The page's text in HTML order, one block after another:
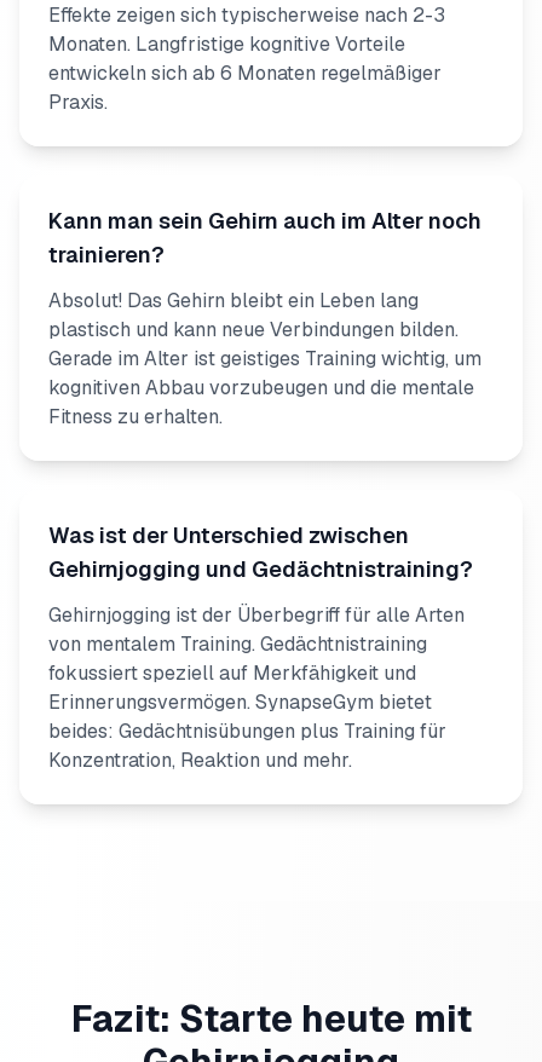
Effekte zeigen sich typischerweise nach 2-3
Monaten. Langfristige kognitive Vorteile
entwickeln sich ab 6 Monaten regelmäßiger
Praxis.
Kann man sein Gehirn auch im Alter noch
trainieren?
Absolut! Das Gehirn bleibt ein Leben lang
plastisch und kann neue Verbindungen bilden.
Gerade im Alter ist geistiges Training wichtig, um
kognitiven Abbau vorzubeugen und die mentale
Fitness zu erhalten.
Was ist der Unterschied zwischen
Gehirnjogging und Gedächtnistraining?
Gehirnjogging ist der Überbegriff für alle Arten
von mentalem Training. Gedächtnistraining
fokussiert speziell auf Merkfähigkeit und
Erinnerungsvermögen. SynapseGym bietet
beides: Gedächtnisübungen plus Training für
Konzentration, Reaktion und mehr.
Fazit: Starte heute mit